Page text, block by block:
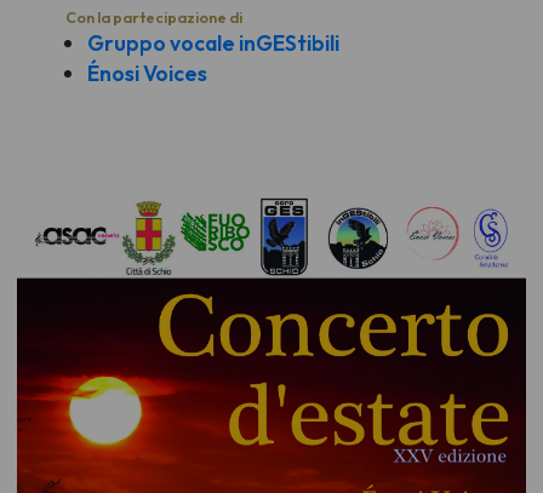
Con la partecipazione di
Gruppo vocale inGEStibili
Énosi Voices